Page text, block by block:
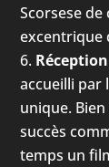
Scorsese de
excentrique
accueilli par
unique.
succès
temps un